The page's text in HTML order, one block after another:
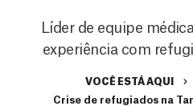
Líder de equipe
experiência com
VOCÊ ESTÁ AQUI
Crise de refugiados na